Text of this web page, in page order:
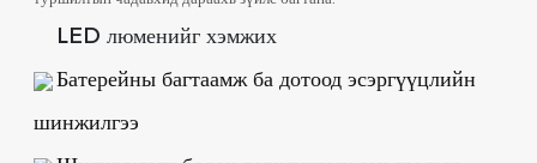
LED люменийг хэмжих
Батерейны багтаамж ба дотоод эсэргүүцлийн
шинжилгээ